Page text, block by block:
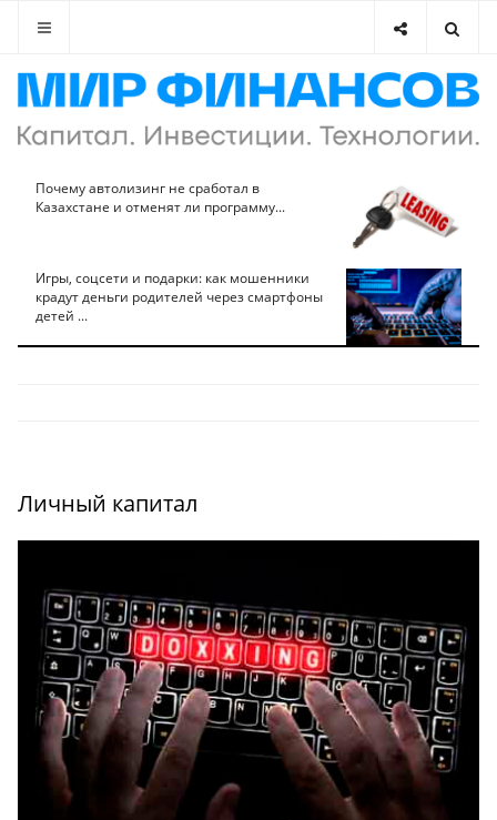
Почему автолизинг не сработал в
Казахстане и отменят ли программу...
Игры, соцсети и подарки: как мошенники
крадут деньги родителей через смартфоны
детей ...
Личный капитал